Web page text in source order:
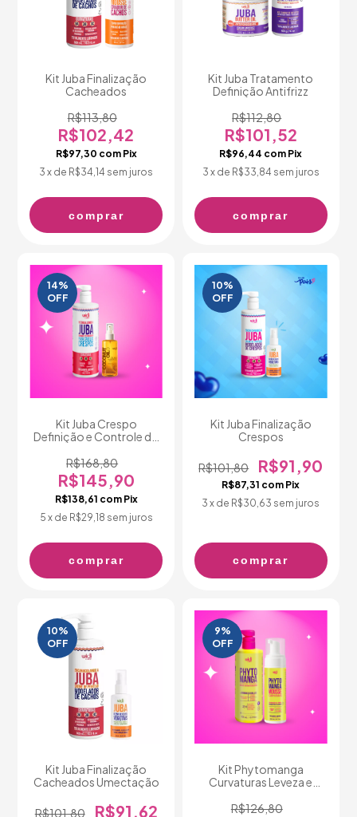
Kit Juba Finalização
Cacheados
R$113,80
R$102,42
R$97,30 com Pix
3 x de R$34,14 sem juros
comprar
Kit Juba Tratamento
Definição Antifrizz
R$112,80
R$101,52
R$96,44 com Pix
3 x de R$33,84 sem juros
comprar
14%
OFF
Kit Juba Crespo
Definição e Controle do
R$168,80
R$145,90
R$138,61 com Pix
5 x de R$29,18 sem juros
comprar
10%
OFF
Kit Juba Finalização
Crespos
R$101,80 R$91,90
R$87,31 com Pix
3 x de R$30,63 sem juros
comprar
10%
OFF
Kit Juba Finalização
Cacheados Umectação
R$101,80 R$91,62
9%
OFF
Kit Phytomanga
Curvaturas Leveza e
R$126,80